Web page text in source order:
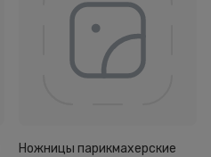
Ножницы парикмахерские